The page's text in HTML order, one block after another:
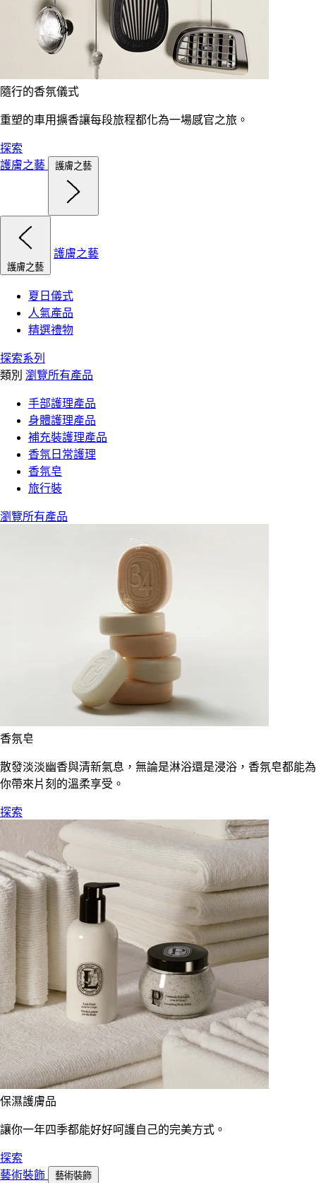
隨行的香氛儀式
重塑的車用擴香讓每段旅程都化為一場感官之旅。
探索
護膚之藝
護膚之藝
護膚之藝
護膚之藝
夏日儀式
人氣產品
精選禮物
探索系列
類別 瀏覽所有產品
手部護理產品
身體護理產品
補充裝護理產品
香氛日常護理
香氛皂
旅行裝
瀏覽所有產品
香氛皂
散發淡淡幽香與清新氣息，無論是淋浴還是浸浴，香氛皂都能為
你帶來片刻的溫柔享受。
探索
保濕護膚品
讓你一年四季都能好好呵護自己的完美方式。
探索
藝術裝飾
藝術裝飾